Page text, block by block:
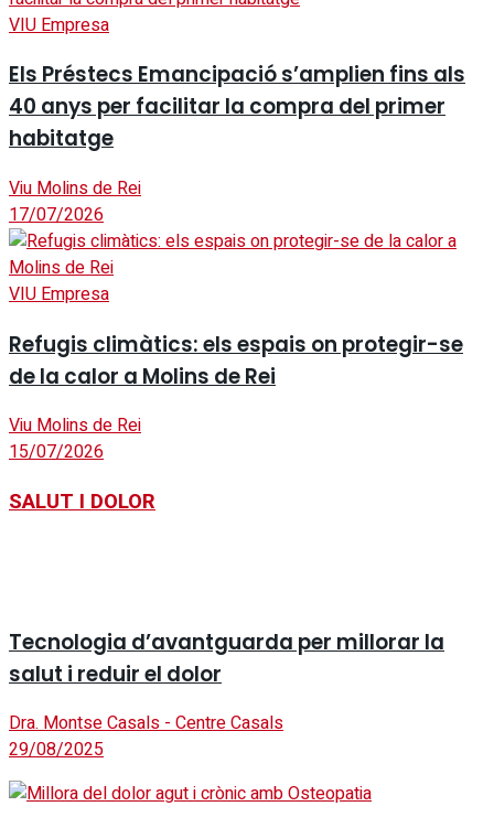
VIU Empresa
Els Préstecs Emancipació s’amplien fins als
40 anys per facilitar la compra del primer
habitatge
Viu Molins de Rei
17/07/2026
VIU Empresa
Refugis climàtics: els espais on protegir-se
de la calor a Molins de Rei
Viu Molins de Rei
15/07/2026
SALUT I DOLOR
Tecnologia d’avantguarda per millorar la
salut i reduir el dolor
Dra. Montse Casals - Centre Casals
29/08/2025